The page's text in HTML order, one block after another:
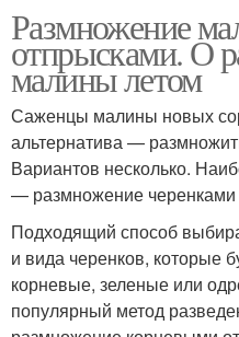
Размножение
отпрысками. О
малины летом
Саженцы малины новых
альтернатива —
Вариантов несколько.
— размножение черенками
Подходящий способ
и вида черенков, которые
корневые, зеленые или
популярный метод